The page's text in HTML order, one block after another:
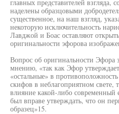
главных представителей взгляда,
наделены образцовыми
существенное, на наш взгляд,
некоторую исключительность
Лавджой и Боас оставляют
оригинальности эфорова
Вопрос об оригинальности
мнению, «так как Эфор
«остальные» в
скифов в неблагоприятном свете,
влияние какой-либо
был вправе утверждать, что он
образец»15.